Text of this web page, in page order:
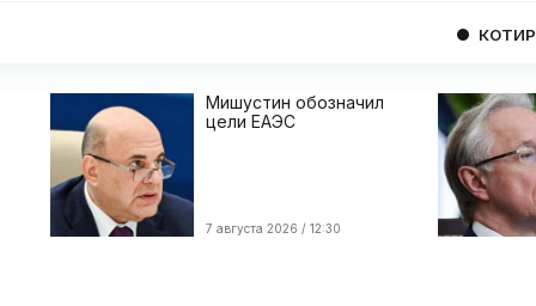
USD
Мишустин обозначил
цели ЕАЭС
7 августа 2026 / 12:30